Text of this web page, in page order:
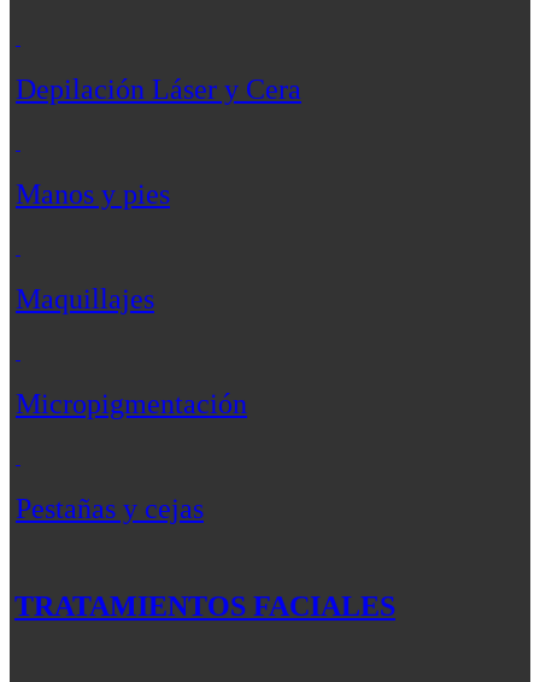
Depilación Láser y Cera
Manos y pies
Maquillajes
Micropigmentación
Pestañas y cejas
TRATAMIENTOS FACIALES